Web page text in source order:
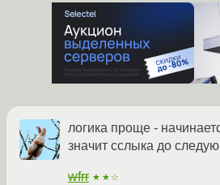
логика проще -
значит сслыка до
wfrr ★★☆